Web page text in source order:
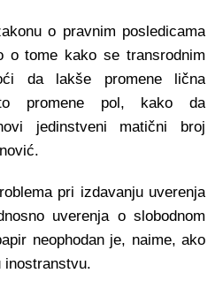
o pravnim posledicama
o tome kako se transrodnim
da lakše promene lična
promene pol, kako da
jedinstveni matični broj
pri izdavanju uverenja
uverenja o slobodnom
neophodan je, naime, ako
inostranstvu.